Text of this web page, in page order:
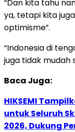
“Dan kita tahu
ya, tetapi kita
optimisme”.
“Indonesia di
juga tidak mudah
Baca Juga:
HIKSEMI
untuk Seluruh
2026, Dukung